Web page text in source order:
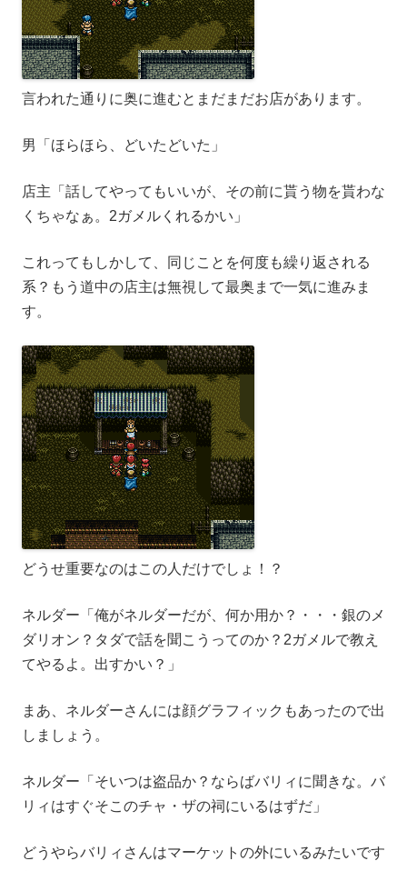
言われた通りに奥に進むとまだまだお店があります。
男「ほらほら、どいたどいた」
店主「話してやってもいいが、その前に貰う物を貰わな
くちゃなぁ。2ガメルくれるかい」
これってもしかして、同じことを何度も繰り返される
系？もう道中の店主は無視して最奥まで一気に進みま
す。
どうせ重要なのはこの人だけでしょ！？
ネルダー「俺がネルダーだが、何か用か？・・・銀のメ
ダリオン？タダで話を聞こうってのか？2ガメルで教え
てやるよ。出すかい？」
まあ、ネルダーさんには顔グラフィックもあったので出
しましょう。
ネルダー「そいつは盗品か？ならばバリィに聞きな。バ
リィはすぐそこのチャ・ザの祠にいるはずだ」
どうやらバリィさんはマーケットの外にいるみたいです